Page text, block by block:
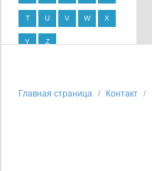
T U V W X
Y Z
Главная страница Контакт